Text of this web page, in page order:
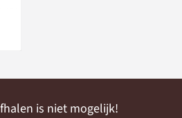
is niet mogelijk!